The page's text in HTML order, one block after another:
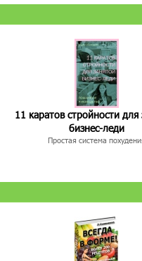
11 каратов стройности для
бизнес-леди
Простая система